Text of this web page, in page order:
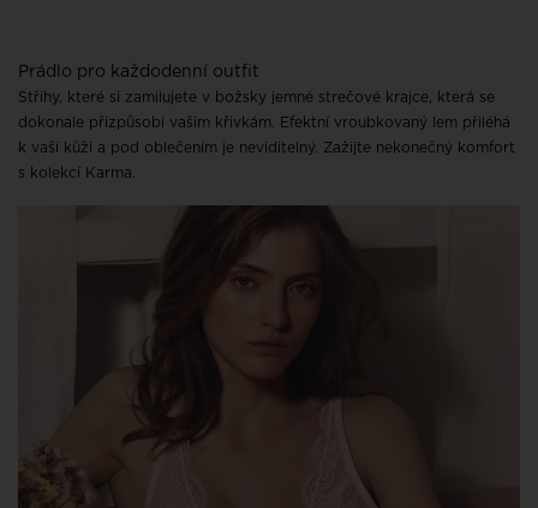
Prádlo pro každodenní outfit
Střihy, které si zamilujete v božsky jemné strečové krajce, která se
dokonale přizpůsobí vašim křivkám. Efektní vroubkovaný lem přiléhá
k vaší kůži a pod oblečením je neviditelný. Zažijte nekonečný komfort
s kolekcí Karma.